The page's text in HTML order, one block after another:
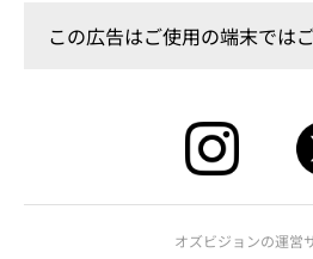
この広告はご使用の端末では
オズビジョンの運営